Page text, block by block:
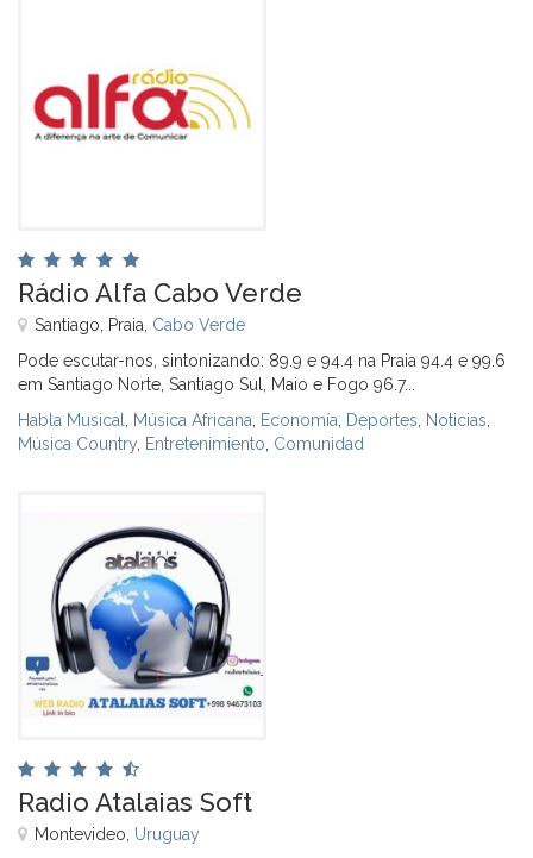
Rádio Alfa Cabo Verde
Santiago, Praia, Cabo Verde
Pode escutar-nos, sintonizando: 89.9 e 94.4 na Praia 94.4 e 99.6
em Santiago Norte, Santiago Sul, Maio e Fogo 96.7...
Habla Musical
Música Africana Economía Deportes Noticias
Música Country Entretenimiento Comunidad
Radio Atalaias Soft
Montevideo, Uruguay